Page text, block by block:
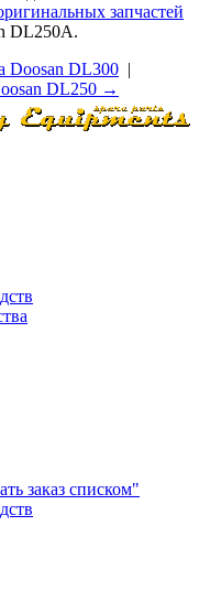
запчастей
DL250A.
Doosan DL300 |
DL250 →
заказ списком"